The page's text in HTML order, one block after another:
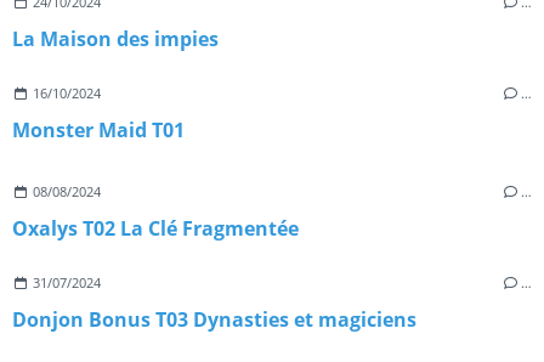
La Maison des impies
16/10/2024 …
Monster Maid T01
08/08/2024 …
Oxalys T02 La Clé Fragmentée
31/07/2024 …
Donjon Bonus T03 Dynasties et magiciens